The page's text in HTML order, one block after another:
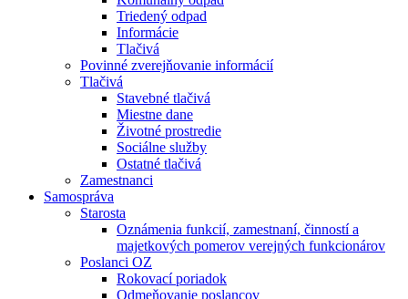
Triedený odpad
Informácie
Tlačivá
Povinné zverejňovanie informácií
Tlačivá
Stavebné tlačivá
Miestne dane
Životné prostredie
Sociálne služby
Ostatné tlačivá
Zamestnanci
Samospráva
Starosta
Oznámenia funkcií, zamestnaní, činností a
majetkových pomerov verejných funkcionárov
Poslanci OZ
Rokovací poriadok
Odmeňovanie poslancov